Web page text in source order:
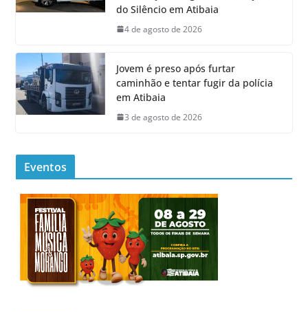
do Silêncio em Atibaia
4 de agosto de 2026
Jovem é preso após furtar
caminhão e tentar fugir da polícia
em Atibaia
3 de agosto de 2026
Eventos